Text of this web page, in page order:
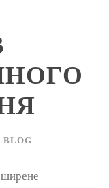
BLOG